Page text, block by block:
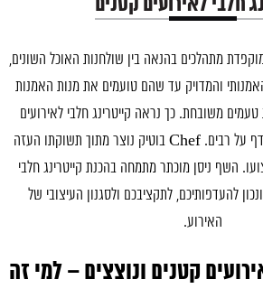
חלבי לאירועים קטנים
מתהלכים בהנאה בין שולחנות האוכל השונים,
והמדויק עד שהם טועמים את מנות האמנות
טעמים משובחת. כך נראה קייטרינג חלבי לאירועים
קטנים שנחשב לאהוב ומועדף על רבים. Chef בוטיק נוצר מתוך תשוקתו העזה
השף ניסן מוכתר מתמחה בהכנת קייטרינג חלבי
להעדפותיכם, לתקציבכם ולסגנון העיצובי של
האירוע.
קטנים ונוצצים – למי זה